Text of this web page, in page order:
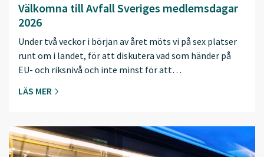
Välkomna till Avfall Sveriges medlemsdagar
2026
Under två veckor i början av året möts vi på sex platser
runt om i landet, för att diskutera vad som händer på
EU- och riksnivå och inte minst för att…
LÄS MER